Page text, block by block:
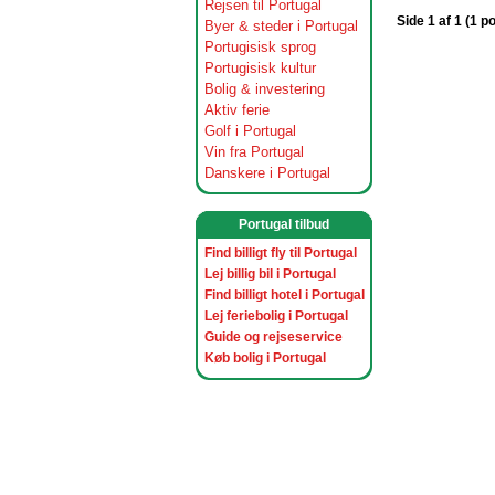
Rejsen til Portugal
Byer & steder i Portugal
Portugisisk sprog
Portugisisk kultur
Bolig & investering
Aktiv ferie
Golf i Portugal
Vin fra Portugal
Danskere i Portugal
Portugal tilbud
Find billigt fly til Portugal
Lej billig bil i Portugal
Find billigt hotel i Portugal
Lej feriebolig i Portugal
Guide og rejseservice
Køb bolig i Portugal
Side 1 af 1 (1